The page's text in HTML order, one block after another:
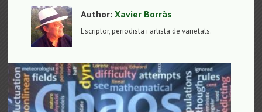
Author:Xavier Borràs
Escriptor, periodista i artista de varietats.